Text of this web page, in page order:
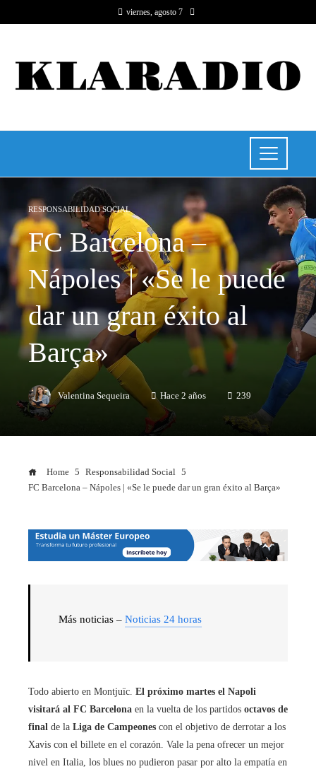
viernes, agosto 7
RESPONSABILIDAD SOCIAL
FC Barcelona –
Nápoles | «Se le puede
dar un gran éxito al
Barça»
Valentina Sequeira Hace 2 años 239
Home
Responsabilidad Social
FC Barcelona – Nápoles | «Se le puede dar un gran éxito al Barça»
Más noticias – Noticias 24 horas
Todo abierto en Montjuïc. El próximo martes el Napoli
visitará al FC Barcelona en la vuelta de los partidos octavos de
final de la Liga de Campeones con el objetivo de derrotar a los
Xavis con el billete en el corazón. Vale la pena ofrecer un mejor
nivel en Italia, los blues no pudieron pasar por alto la empatía en